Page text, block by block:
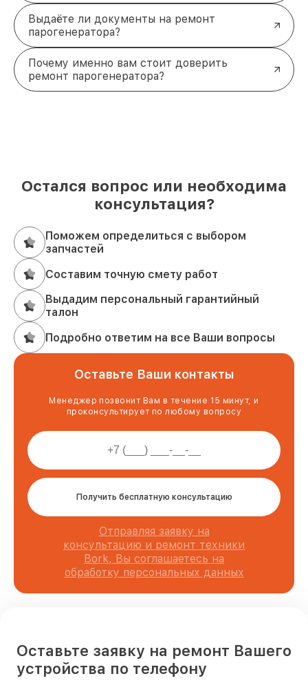
Выдаёте ли документы на ремонт
парогенератора?
Почему именно вам стоит доверить
ремонт парогенератора?
Остался вопрос или необходима
консультация?
Поможем определиться с выбором
запчастей
Составим точную смету работ
Выдадим персональный гарантийный
талон
Подробно ответим на все Ваши вопросы
Оставьте Ваши контакты
Менеджер позвонит Вам в течение 15 минут, и
проконсультирует по любому вопросу
Получить бесплатную консультацию
Отправляя заявку на
консультацию и ремонт техники
Bork, Вы соглашаетесь на
обработку персональных данных
Оставьте заявку на ремонт Вашего
устройства по телефону